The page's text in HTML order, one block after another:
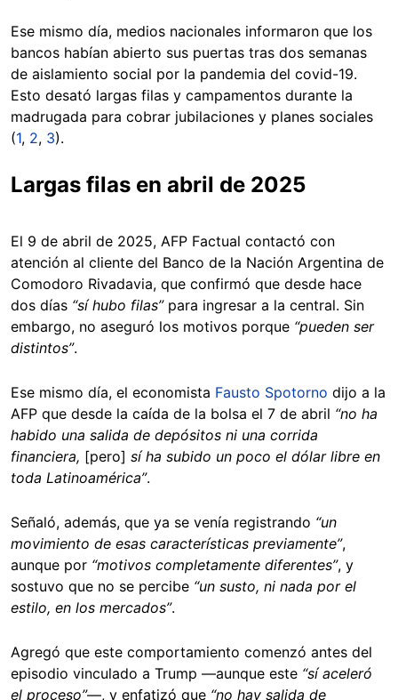
Ese mismo día, medios nacionales informaron que los
bancos habían abierto sus puertas tras dos semanas
de aislamiento social por la pandemia del covid-19.
Esto desató largas filas y campamentos durante la
madrugada para cobrar jubilaciones y planes sociales
(1, 2, 3).
Largas filas en abril de 2025
El 9 de abril de 2025, AFP Factual contactó con
atención al cliente del Banco de la Nación Argentina de
Comodoro Rivadavia, que confirmó que desde hace
dos días “sí hubo filas”para ingresar a la central. Sin
embargo, no aseguró los motivos porque “pueden ser
distintos”.
Ese mismo día, el economista Fausto Spotorno dijo a la
AFP que desde la caída de la bolsa el 7 de abril “no ha
habido una salida de depósitos ni una corrida
financiera, [pero] sí ha subido un poco el dólar libre en
toda Latinoamérica”.
Señaló, además, que ya se venía registrando “un
movimiento de esas características previamente”,
aunque por “motivos completamente diferentes”, y
sostuvo que no se percibe “un susto, ni nada por el
estilo, en los mercados”.
Agregó que este comportamiento comenzó antes del
episodio vinculado a Trump —aunque este “sí aceleró
el proceso”—, y enfatizó que “no hay salida de